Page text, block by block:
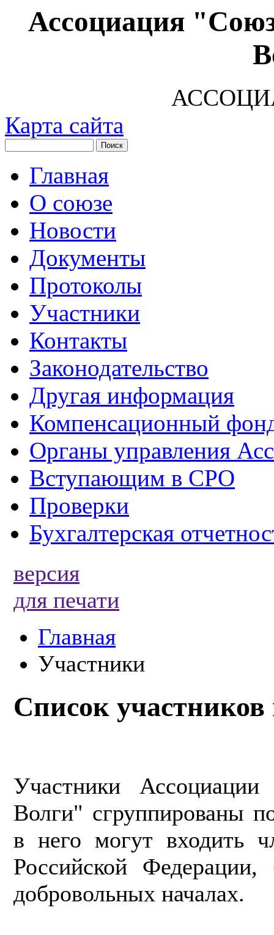
Ассоциация
Карта сайта
Главная
О союзе
Новости
Документы
Протоколы
Участники
Контакты
Законодательство
Другая информация
Компенсационный
Органы управления
Вступающим в СРО
Проверки
Бухгалтерская
версия
для печати
Главная
Участники
Список
Участники
Волги" сгруппированы
в него могут входить
Российской
добровольных началах.